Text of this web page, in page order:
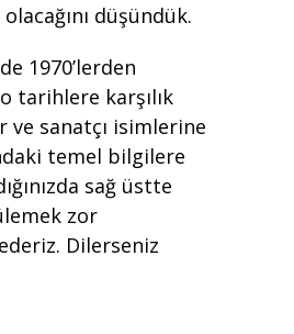
düşündük.
1970’lerden
tarihlere karşılık
ve sanatçı isimlerine
temel bilgilere
sağ üstte
zor
Dilerseniz